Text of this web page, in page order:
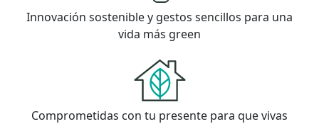
Innovación sostenible y gestos sencillos para una
vida más green
Comprometidas con tu presente para que vivas